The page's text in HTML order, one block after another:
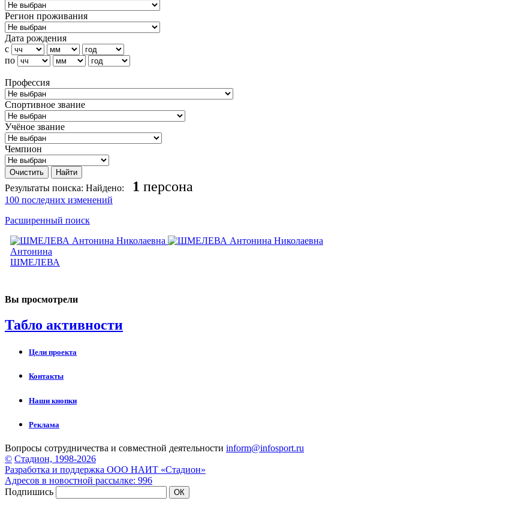
Регион проживания
Дата рождения
с
по
Профессия
Спортивное звание
Учёное звание
Чемпион
Результаты поиска: Найдено: 1 персона
100 последних изменений
Расширенный поиск
Антонина
ШМЕЛЕВА
Вы просмотрели
Табло активности
Цели проекта
Контакты
Наши кнопки
Реклама
Вопросы сотрудничества и совместной деятельности inform@infosport.ru
© Стадион, 1998-2026
Разработка и поддержка ООО НАИТ «Стадион»
Адресов в новостной рассылке: 996
Подпишись